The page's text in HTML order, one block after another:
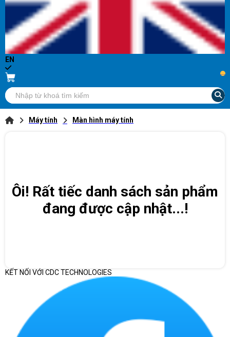
EN
...
Máy tính Màn hình máy tính
Ôi! Rất tiếc danh sách sản phẩm
đang được cập nhật...!
KẾT NỐI VỚI CDC TECHNOLOGIES